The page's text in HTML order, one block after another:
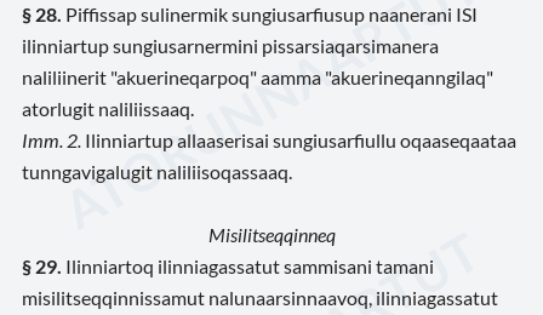
§ 28. Piffissap sulinermik sungiusarfiusup naanerani ISI
ilinniartup sungiusarnermini pissarsiaqarsimanera
naliliinerit "akuerineqarpoq" aamma "akuerineqanngilaq"
atorlugit naliliissaaq.
Imm. 2. Ilinniartup allaaserisai sungiusarfiullu oqaaseqaataa
tunngavigalugit naliliisoqassaaq.
Misilitseqqinneq
§ 29. Ilinniartoq ilinniagassatut sammisani tamani
misilitseqqinnissamut nalunaarsinnaavoq, ilinniagassatut